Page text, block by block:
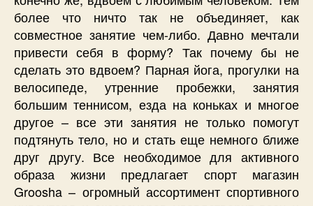
более что ничто так не объединяет, как
совместное занятие чем-либо. Давно мечтали
привести себя в форму? Так почему бы не
сделать это вдвоем? Парная йога, прогулки на
велосипеде, утренние пробежки, занятия
большим теннисом, езда на коньках и многое
другое – все эти занятия не только помогут
подтянуть тело, но и стать еще немного ближе
друг другу. Все необходимое для активного
образа жизни предлагает спорт магазин
Groosha – огромный ассортимент спортивного